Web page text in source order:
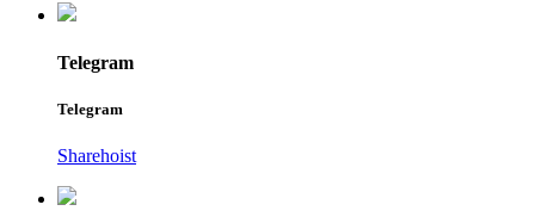
Telegram
Telegram
Sharehoist